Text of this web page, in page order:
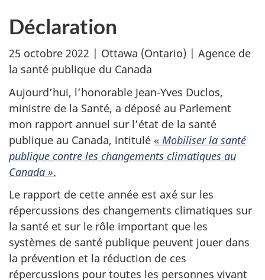
Déclaration
25 octobre 2022 | Ottawa (Ontario) | Agence de
la santé publique du Canada
Aujourd’hui, l’honorable Jean-Yves Duclos,
ministre de la Santé, a déposé au Parlement
mon rapport annuel sur l’état de la santé
publique au Canada, intitulé « Mobiliser la santé
publique contre les changements climatiques au
Canada ».
Le rapport de cette année est axé sur les
répercussions des changements climatiques sur
la santé et sur le rôle important que les
systèmes de santé publique peuvent jouer dans
la prévention et la réduction de ces
répercussions pour toutes les personnes vivant